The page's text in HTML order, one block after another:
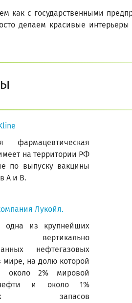
с государственными
делаем красивые
фармацевтическая
на территории РФ
по выпуску вакцины
А и В.
Лукойл.
из крупнейших
вертикально
нефтегазовых
мире, на долю которой
около 2% мировой
и около 1%
запасов